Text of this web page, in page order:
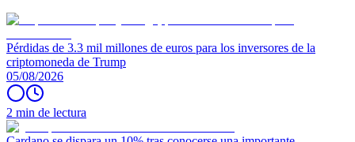
Pérdidas de 3.3 mil millones de euros para los inversores de la
criptomoneda de Trump
05/08/2026
2 min de lectura